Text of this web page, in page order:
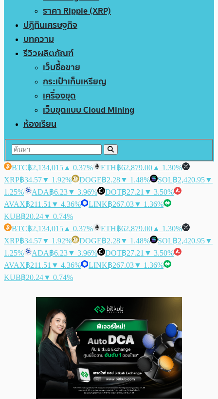
ราคา Ripple (XRP)
ปฏิทินเศรษฐกิจ
บทความ
รีวิวผลิตภัณฑ์
เว็บซื้อขาย
กระเป๋าเก็บเหรียญ
เครื่องขุด
เว็บขุดแบบ Cloud Mining
ห้องเรียน
BTC฿2,134,015 ▲ 0.37% ETH฿62,879.00 ▲ 1.30%
XRP฿34.57▼ 1.92% DOGE฿2.28▼ 1.48% SOL฿2,420.95▼
1.25%
ADA฿6.23▼ 3.96% DOT฿27.21 ▼ 3.50%
AVAX฿211.51 ▼ 4.36% LINK฿267.03▼ 1.36%
KUB฿20.24▼ 0.74%
BTC฿2,134,015 ▲ 0.37% ETH฿62,879.00 ▲ 1.30%
XRP฿34.57▼ 1.92% DOGE฿2.28▼ 1.48% SOL฿2,420.95▼
1.25%
ADA฿6.23▼ 3.96% DOT฿27.21 ▼ 3.50%
AVAX฿211.51 ▼ 4.36% LINK฿267.03▼ 1.36%
KUB฿20.24▼ 0.74%